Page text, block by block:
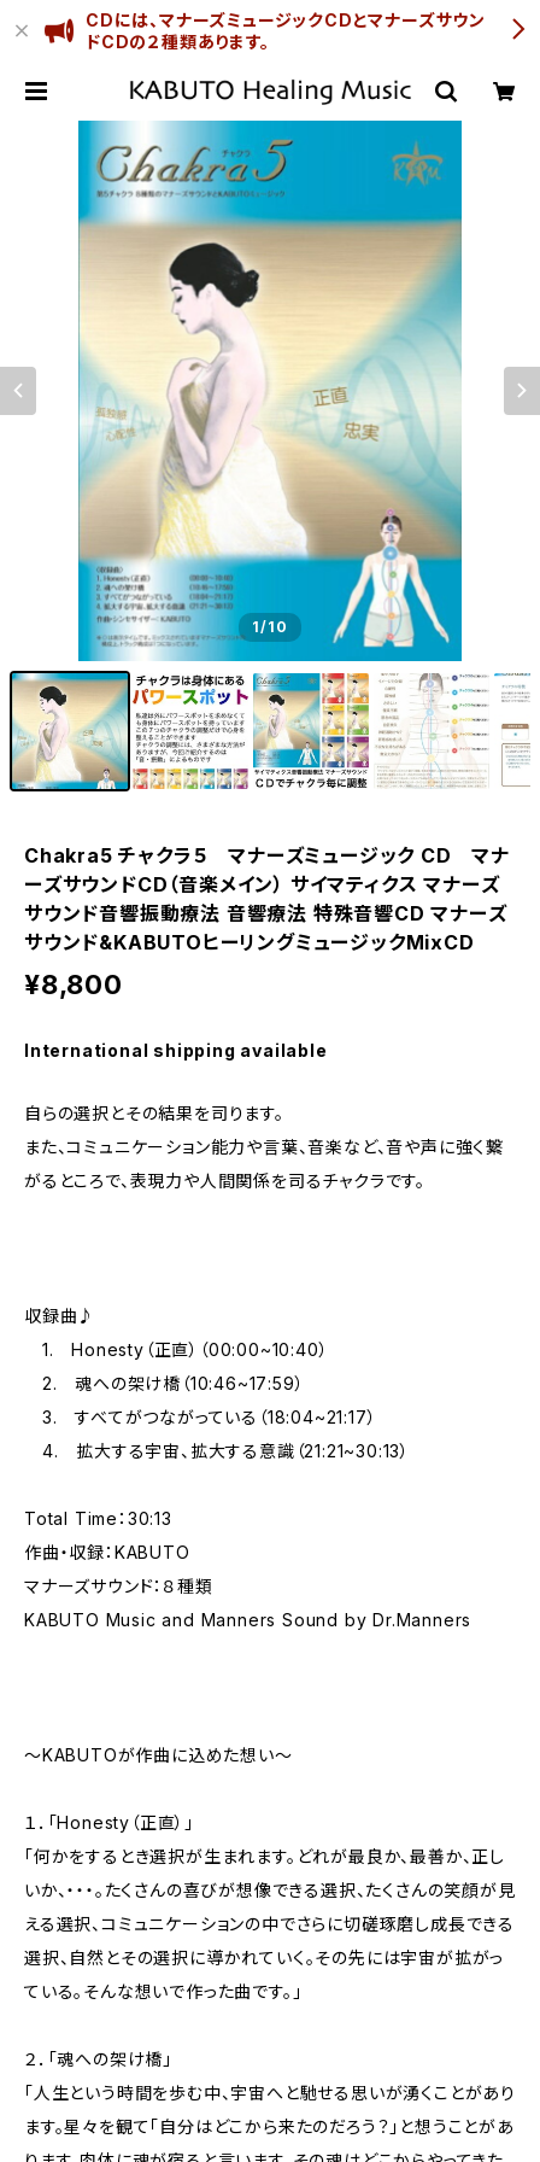
CDには、マナーズミュージックCDとマナーズサウン
ドCDの２種類あります。
1/10
Chakra5 チャクラ５ マナーズミュージック CD マナ
ーズサウンドCD（音楽メイン） サイマティクス マナーズ
サウンド音響振動療法 音響療法 特殊音響CD マナーズ
サウンド&KABUTOヒーリングミュージックMixCD
¥8,800
International shipping available
自らの選択とその結果を司ります。
また、コミュニケーション能力や言葉、音楽など、音や声に強く繋
がるところで、表現力や人間関係を司るチャクラです。
収録曲♪
1. Honesty（正直）（00:00~10:40）
2. 魂への架け橋（10:46~17:59）
3. すべてがつながっている（18:04~21:17）
4. 拡大する宇宙、拡大する意識（21:21~30:13）
Total Time：30:13
作曲・収録：KABUTO
マナーズサウンド：８種類
KABUTO Music and Manners Sound by Dr.Manners
～KABUTOが作曲に込めた想い～
１．「Honesty（正直）」
「何かをするとき選択が生まれます。どれが最良か、最善か、正し
いか、・・・。たくさんの喜びが想像できる選択、たくさんの笑顔が見
える選択、コミュニケーションの中でさらに切磋琢磨し成長できる
選択、自然とその選択に導かれていく。その先には宇宙が拡がっ
ている。そんな想いで作った曲です。」
２．「魂への架け橋」
「人生という時間を歩む中、宇宙へと馳せる思いが湧くことがあり
ます。星々を観て「自分はどこから来たのだろう？」と想うことがあ